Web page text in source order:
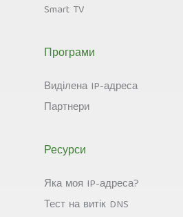
Smart TV
Програми
Виділена IP-адреса
Партнери
Ресурси
Яка моя IP-адреса?
Тест на витік DNS